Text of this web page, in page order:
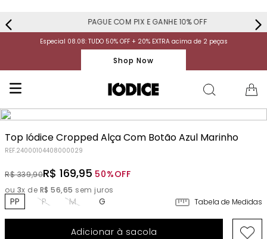
PAGUE COM PIX E GANHE 10% OFF
Especial 08.08: TUDO 50% OFF + 20% EXTRA acima de 2 peças
Shop Now
Top Iódice Cropped Alça Com Botão Azul Marinho
REF.24000104408000029
R$ 339,90R$ 169,95 50%OFF
ou 3x de R$ 56,65 sem juros
PP P M G Tabela de Medidas
Adicionar à sacola